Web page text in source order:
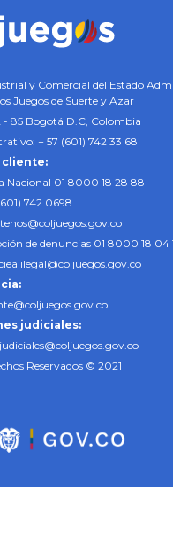
y Comercial del Estado
Juegos de Suerte y Azar
- 85 Bogotá D.C, Colombia
+ 57 (601) 742 33 68
cliente:
Nacional 01 8000 18 28 88
742 0698
de denuncias 01 8000 18 04
judiciales:
Reservados © 2021